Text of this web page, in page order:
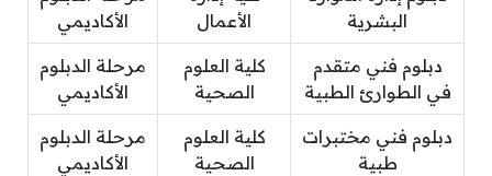
البشرية
الأعمال
الأكاديمي
دبلوم فني متقدم
في الطوارئ الطبية
كلية العلوم
الصحية
مرحلة الدبلوم
الأكاديمي
دبلوم فني مختبرات
طبية
كلية العلوم
الصحية
مرحلة الدبلوم
الأكاديمي